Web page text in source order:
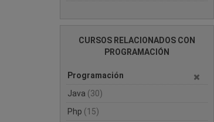
CURSOS RELACIONADOS CON
PROGRAMACIÓN
Programación
Java (30)
Php (15)